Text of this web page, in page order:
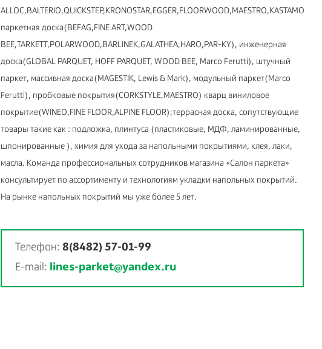
ALLOC,BALTERIO,QUICKSTEP,KRONOSTAR,EGGER,FLOORWOOD,MAESTRO,KASTAMONU),
паркетная доска(BEFAG,FINE ART,WOOD
BEE,TARKETT,POLARWOOD,BARLINEK,GALATHEA,HARO,PAR-KY), инженерная
доска(GLOBAL PARQUET, HOFF PARQUET, WOOD BEE, Marco Ferutti), штучный
паркет, массивная доска(MAGESTIK, Lewis & Mark), модульный паркет(Marco
Ferutti), пробковые покрытия(CORKSTYLE,MAESTRO) кварц виниловое
покрытие(WINEO,FINE FLOOR,ALPINE FLOOR);террасная доска, сопутствующие
товары такие как : подложка, плинтуса (пластиковые, МДФ, ламинированные,
шпонированные ), химия для ухода за напольными покрытиями, клея, лаки,
масла. Команда профессиональных сотрудников магазина «Салон паркета»
консультирует по ассортименту и технологиям укладки напольных покрытий.
На рынке напольных покрытий мы уже более 5 лет.
Телефон: 8(8482) 57-01-99
E-mail:
lines-parket@yandex.ru